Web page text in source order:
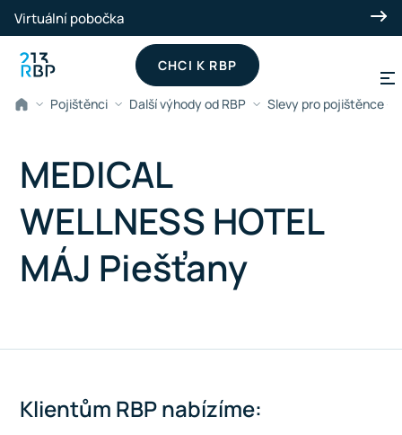
Přeskočit na hlavní obsah
Virtuální pobočka
CHCI K RBP
Pojištěnci Další výhody od RBP Slevy pro pojištěnce -
MEDICAL
WELLNESS HOTEL
MÁJ Piešťany
Klientům RBP nabízíme: